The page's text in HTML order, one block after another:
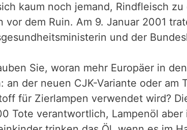
kaum noch jemand, Rindfleisch zu
vor dem Ruin. Am 9. Januar 2001
und der
Sie, woran mehr Europäer in
an der neuen CJK-Variante oder am
für Zierlampen verwendet wird?
Tote verantwortlich, Lampenöl